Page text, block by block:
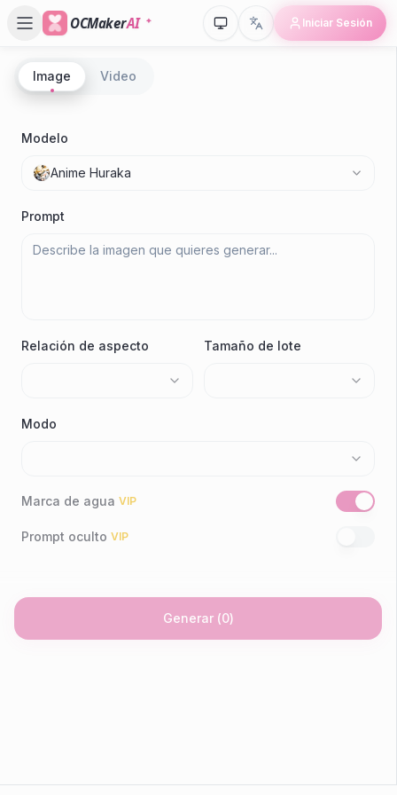
OCMakerAI Iniciar Sesión
Image Video
Modelo
Anime Huraka
Prompt
Relación de aspecto Tamaño de lote
Modo
Marca de agua VIP
Prompt oculto VIP
Generar (0)